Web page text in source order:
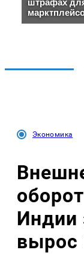
Экономика
Индии
вырос